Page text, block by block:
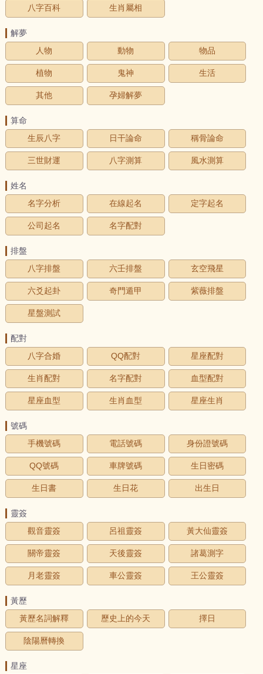
八字百科 生肖屬相
解夢
人物
動物 物品
植物 鬼神 生活
其他 孕婦解夢
算命
生辰八字
日干論命 稱骨論命
三世財運 八字測算 風水測算
姓名
名字分析
在線起名 定字起名
公司起名 名字配對
排盤
八字排盤
六壬排盤 玄空飛星
六爻起卦 奇門遁甲 紫薇排盤
星盤測試
配對
八字合婚
QQ配對 星座配對
生肖配對 名字配對 血型配對
星座血型 生肖血型 星座生肖
號碼
手機號碼
電話號碼 身份證號碼
QQ號碼 車牌號碼 生日密碼
生日書 生日花 出生日
靈簽
觀音靈簽
呂祖靈簽 黃大仙靈簽
關帝靈簽 天後靈簽 諸葛測字
月老靈簽 車公靈簽 王公靈簽
黃歷
黃歷名詞解釋
歷史上的今天 擇日
陰陽曆轉換
星座